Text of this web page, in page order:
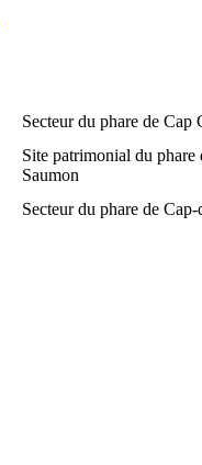
Secteur du phare de Cap
Site patrimonial du phare
Saumon
Secteur du phare de Cap-